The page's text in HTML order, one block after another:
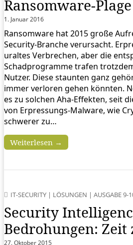
Ransomware-Plage
1. Januar 2016
Ransomware hat 2015 große
Security-Branche verursacht.
uraltes Verbrechen, aber die
Schadprogramme trafen
Nutzer. Diese staunten ganz
immer verloren gehen könnten.
es zu solchen Aha-Effekten, seit
von Erpressungs-Malware, wie
schwerer zu…
Weiterlesen →
IT-SECURITY | LÖSUNGEN | AUSGABE 9-
Security
Bedrohungen: Zeit
27. Oktober 2015